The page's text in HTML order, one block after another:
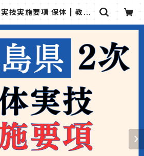
技実施要項 保体 | 教採